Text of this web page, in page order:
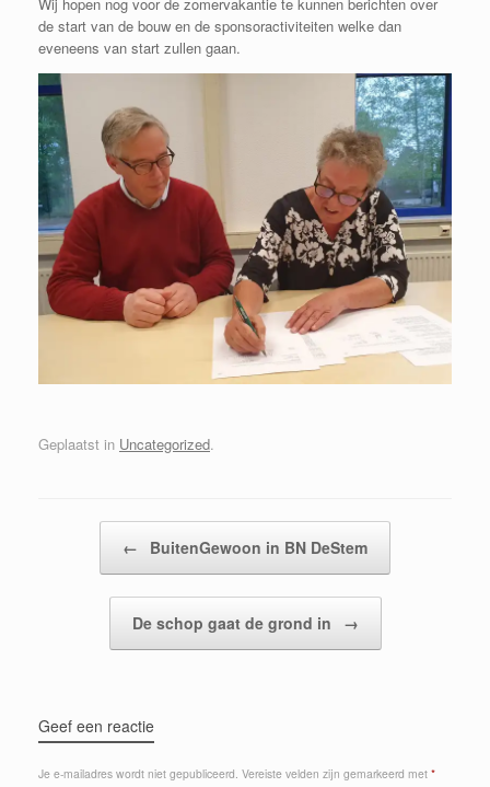
de start van de bouw en de sponsoractiviteiten welke dan
eveneens van start zullen gaan.
Geplaatst in Uncategorized.
← BuitenGewoon in BN DeStem
De schop gaat de grond in →
Geef een reactie
Je e-mailadres wordt niet gepubliceerd. Vereiste velden zijn gemarkeerd met *